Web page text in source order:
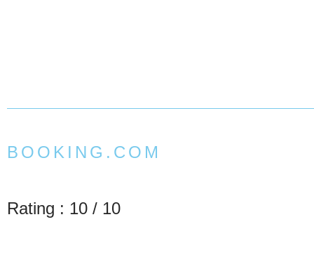
BOOKING.COM
Rating : 10 / 10